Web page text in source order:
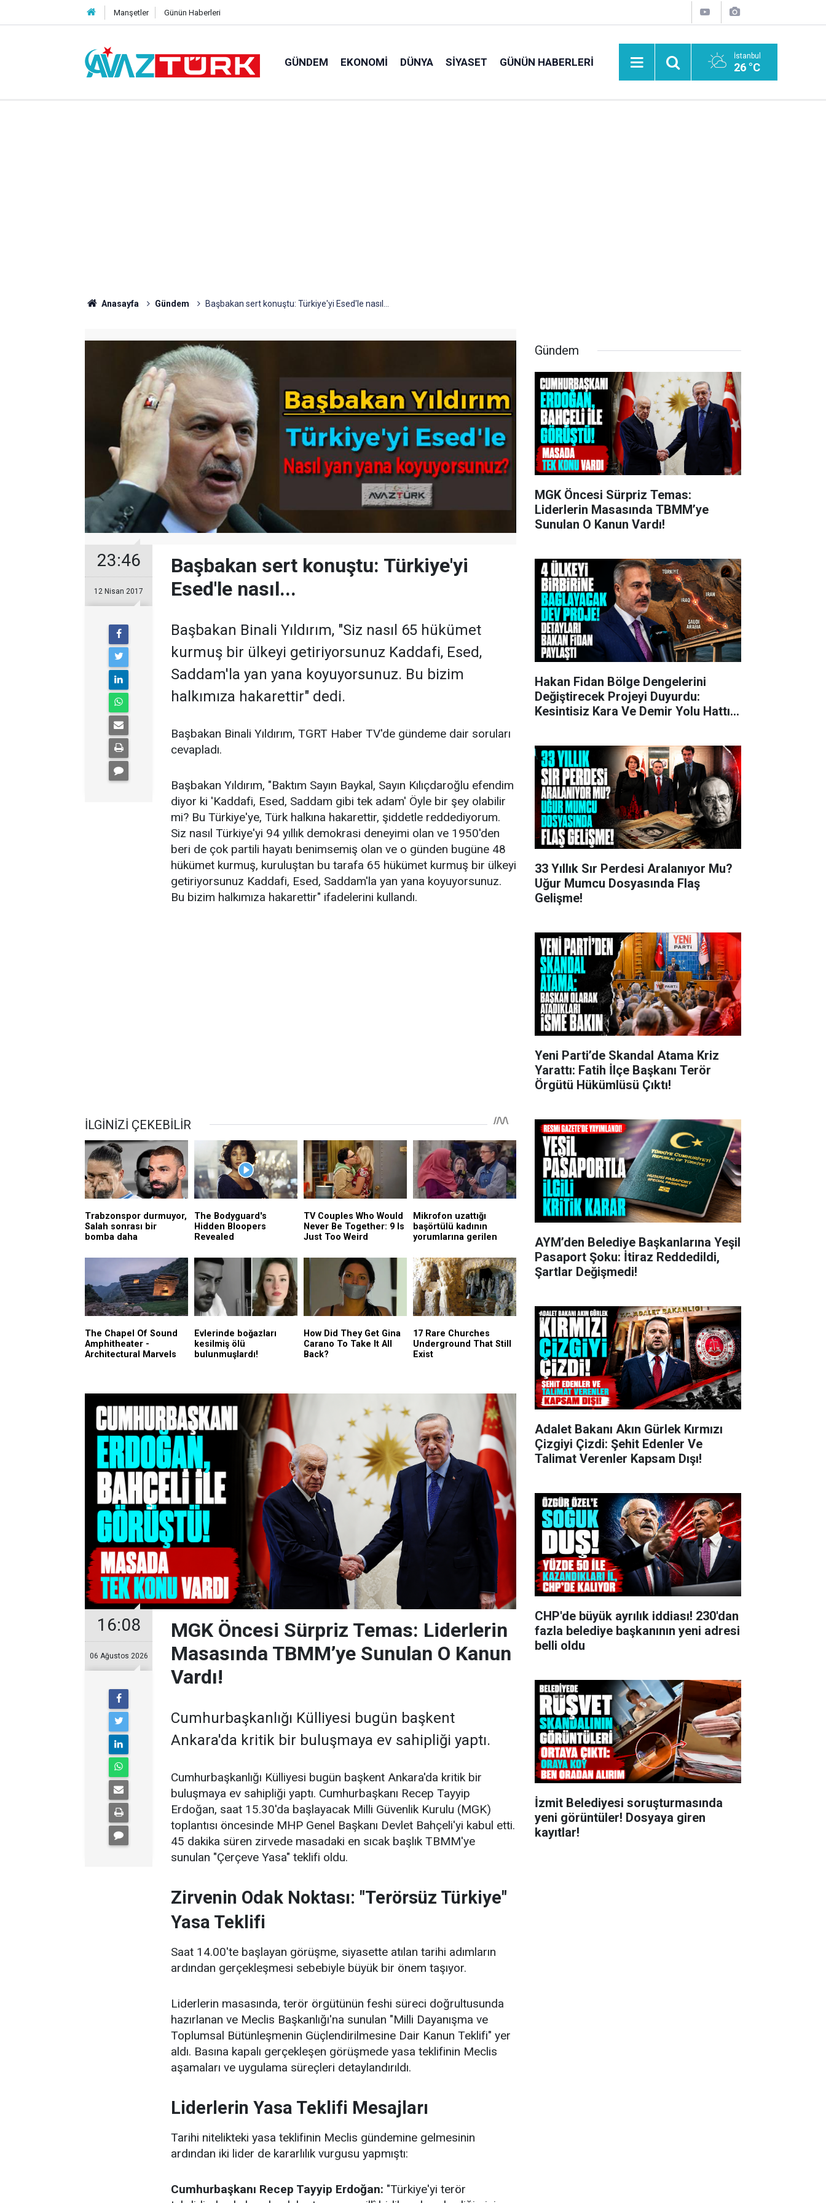
Manşetler Günün Haberleri
GÜNDEM EKONOMI DÜNYA SIYASET GÜNÜN HABERLERI İstanbul
26 °C
Anasayfa Gündem Başbakan sert konuştu: Türkiye'yi Esed'le nasıl...
23:46
12 Nisan 2017
Başbakan sert konuştu: Türkiye'yi
Esed'le nasıl...
Başbakan Binali Yıldırım, "Siz nasıl 65 hükümet
kurmuş bir ülkeyi getiriyorsunuz Kaddafi, Esed,
Saddam'la yan yana koyuyorsunuz. Bu bizim
halkımıza hakarettir" dedi.
Başbakan Binali Yıldırım, TGRT Haber TV'de gündeme dair soruları
cevapladı.
Başbakan Yıldırım, "Baktım Sayın Baykal, Sayın Kılıçdaroğlu efendim
diyor ki 'Kaddafi, Esed, Saddam gibi tek adam' Öyle bir şey olabilir
mi? Bu Türkiye'ye, Türk halkına hakarettir, şiddetle reddediyorum.
Siz nasıl Türkiye'yi 94 yıllık demokrasi deneyimi olan ve 1950'den
beri de çok partili hayatı benimsemiş olan ve o günden bugüne 48
hükümet kurmuş, kuruluştan bu tarafa 65 hükümet kurmuş bir ülkeyi
getiriyorsunuz Kaddafi, Esed, Saddam'la yan yana koyuyorsunuz.
Bu bizim halkımıza hakarettir" ifadelerini kullandı.
16:08
06 Ağustos 2026
MGK Öncesi Sürpriz Temas: Liderlerin
Masasında TBMM’ye Sunulan O Kanun
Vardı!
Cumhurbaşkanlığı Külliyesi bugün başkent
Ankara'da kritik bir buluşmaya ev sahipliği yaptı.
Cumhurbaşkanlığı Külliyesi bugün başkent Ankara'da kritik bir
buluşmaya ev sahipliği yaptı. Cumhurbaşkanı Recep Tayyip
Erdoğan, saat 15.30'da başlayacak Milli Güvenlik Kurulu (MGK)
toplantısı öncesinde MHP Genel Başkanı Devlet Bahçeli'yi kabul etti.
45 dakika süren zirvede masadaki en sıcak başlık TBMM'ye
sunulan "Çerçeve Yasa" teklifi oldu.
Zirvenin Odak Noktası: "Terörsüz Türkiye"
Yasa Teklifi
Saat 14.00'te başlayan görüşme, siyasette atılan tarihi adımların
ardından gerçekleşmesi sebebiyle büyük bir önem taşıyor.
Liderlerin masasında, terör örgütünün feshi süreci doğrultusunda
hazırlanan ve Meclis Başkanlığı'na sunulan "Milli Dayanışma ve
Toplumsal Bütünleşmenin Güçlendirilmesine Dair Kanun Teklifi" yer
aldı. Basına kapalı gerçekleşen görüşmede yasa teklifinin Meclis
aşamaları ve uygulama süreçleri detaylandırıldı.
Liderlerin Yasa Teklifi Mesajları
Tarihi nitelikteki yasa teklifinin Meclis gündemine gelmesinin
ardından iki lider de kararlılık vurgusu yapmıştı:
Cumhurbaşkanı Recep Tayyip Erdoğan: "Türkiye'yi terör
Gündem
MGK Öncesi Sürpriz Temas:
Liderlerin Masasında TBMM’ye
Sunulan O Kanun Vardı!
Hakan Fidan Bölge Dengelerini
Değiştirecek Projeyi Duyurdu:
Kesintisiz Kara Ve Demir Yolu Hattı
33 Yıllık Sır Perdesi Aralanıyor Mu?
Uğur Mumcu Dosyasında Flaş
Gelişme!
Yeni Parti’de Skandal Atama Kriz
Yarattı: Fatih İlçe Başkanı Terör
Örgütü Hükümlüsü Çıktı!
AYM’den Belediye Başkanlarına Yeşil
Pasaport Şoku: İtiraz Reddedildi,
Şartlar Değişmedi!
Adalet Bakanı Akın Gürlek Kırmızı
Çizgiyi Çizdi: Şehit Edenler Ve
Talimat Verenler Kapsam Dışı!
CHP'de büyük ayrılık iddiası! 230'dan
fazla belediye başkanının yeni adresi
belli oldu
İzmit Belediyesi soruşturmasında
yeni görüntüler! Dosyaya giren
kayıtlar!